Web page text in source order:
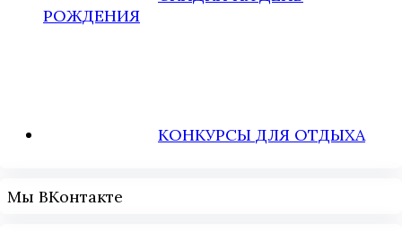
РОЖДЕНИЯ
КОНКУРСЫ ДЛЯ ОТДЫХА
Мы ВКонтакте